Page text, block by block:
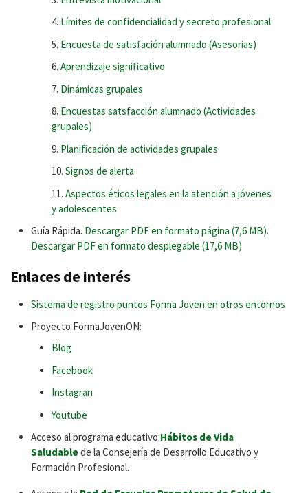
Límites de confidencialidad y secreto profesional
Encuesta de satisfación alumnado (Asesorias)
Aprendizaje significativo
Dinámicas grupales
Encuestas satsfacción alumnado (Actividades
grupales)
Planificación de actividades grupales
Signos de alerta
Aspectos éticos legales en la atención a jóvenes
y adolescentes
Guía Rápida. Descargar PDF en formato página (7,6 MB).
Descargar PDF en formato desplegable (17,6 MB)
Enlaces de interés
Sistema de registro puntos Forma Joven en otros entornos
Proyecto FormaJovenON:
Blog
Facebook
Instagran
Youtube
Acceso al programa educativo Hábitos de Vida
Saludablede la Consejería de Desarrollo Educativo y
Formación Profesional.